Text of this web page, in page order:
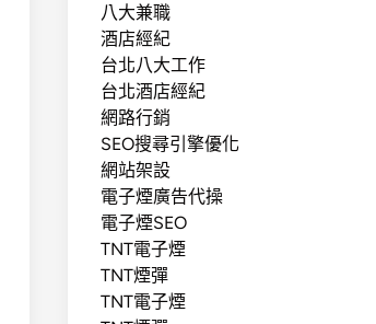
八大兼職
酒店經紀
台北八大工作
台北酒店經紀
網路行銷
SEO搜尋引擎優化
網站架設
電子煙廣告代操
電子煙SEO
TNT電子煙
TNT煙彈
TNT電子煙